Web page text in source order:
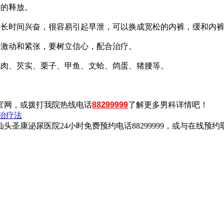
释放。
时间兴奋，很容易引起早泄，可以换成宽松的内裤，缓和内
动和紧张，要树立信心，配合治疗。
、芡实、栗子、甲鱼、文蛤、鸽蛋、猪腰等。
网，或拨打我院热线电话88299999了解更多男科详情吧！
疗法
康泌尿医院24小时免费预约电话88299999，或与在线预约